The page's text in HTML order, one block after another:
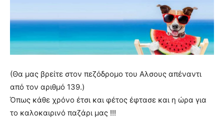
(Θα μας βρείτε στον πεζόδρομο του Αλσους απέναντι
από τον αριθμό 139.)
Όπως κάθε χρόνο έτσι και φέτος έφτασε και η ώρα για
το καλοκαιρινό παζάρι μας !!!